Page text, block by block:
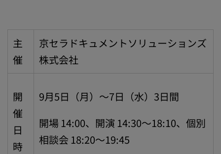
主
催
京セラドキュメントソリューションズ
株式会社
開
催
日
時
9月5日（月）〜7日（水）3日間
開場 14:00、開演 14:30〜18:10、個別
相談会 18:20〜19:45